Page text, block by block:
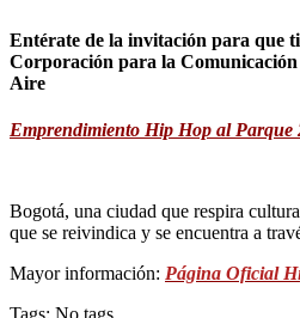
Entérate de la invitación para que
Corporación para la
Aire
Emprendimiento Hip Hop al Parque
Bogotá, una ciudad que respira
que se reivindica y se encuentra a
Mayor información: Página Oficial
Tags: No tags